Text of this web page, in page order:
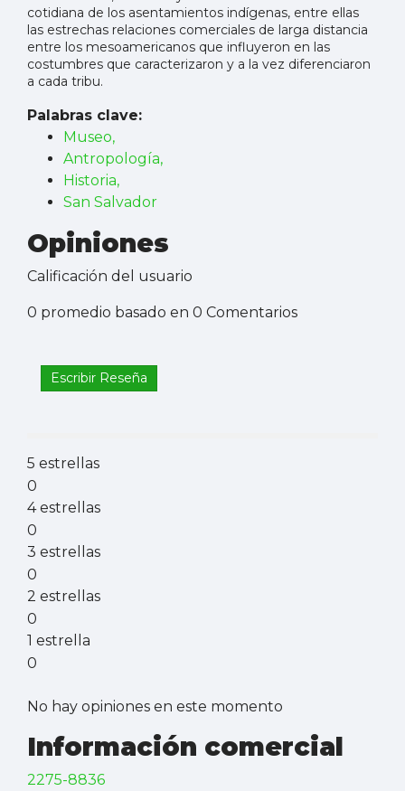
cotidiana de los asentamientos indígenas, entre ellas
las estrechas relaciones comerciales de larga distancia
entre los mesoamericanos que influyeron en las
costumbres que caracterizaron y a la vez diferenciaron
a cada tribu.
Palabras clave:
Museo,
Antropología,
Historia,
San Salvador
Opiniones
Calificación del usuario
0 promedio basado en 0 Comentarios
Escribir Reseña
5 estrellas
0
4 estrellas
0
3 estrellas
0
2 estrellas
0
1 estrella
0
No hay opiniones en este momento
Información comercial
2275-8836